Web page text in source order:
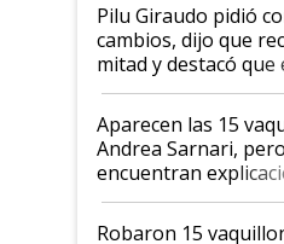
Pilu Giraudo pidió
cambios, dijo que
mitad y destacó que
ser "para unos
mandato muy claro
nacional"
Aparecen las 15
Andrea Sarnari,
encuentran
cómo llegaron allí
Robaron 15